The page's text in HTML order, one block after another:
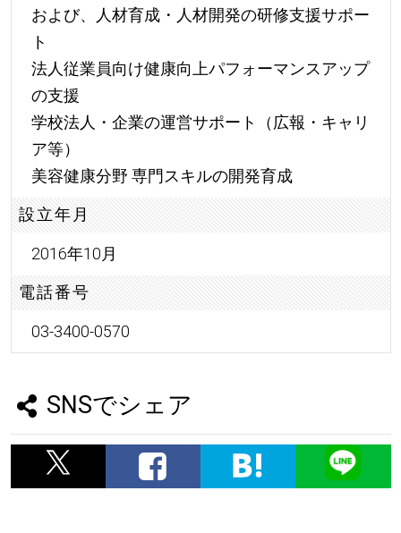
および、人材育成・人材開発の研修支援サポー
ト
法人従業員向け健康向上パフォーマンスアップ
の支援
学校法人・企業の運営サポート（広報・キャリ
ア等）
美容健康分野 専門スキルの開発育成
設立年月
2016年10月
電話番号
03-3400-0570
SNSでシェア